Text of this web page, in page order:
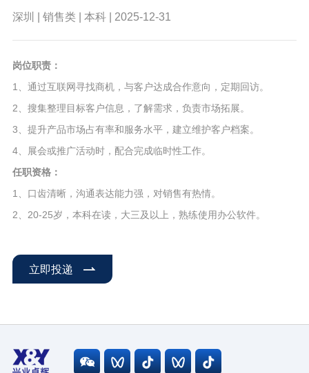
深圳 | 销售类 | 本科 | 2025-12-31
岗位职责：
1、通过互联网寻找商机，与客户达成合作意向，定期回访。
2、搜集整理目标客户信息，了解需求，负责市场拓展。
3、提升产品市场占有率和服务水平，建立维护客户档案。
4、展会或推广活动时，配合完成临时性工作。
任职资格：
1、口齿清晰，沟通表达能力强，对销售有热情。
2、20-25岁，本科在读，大三及以上，熟练使用办公软件。
立即投递